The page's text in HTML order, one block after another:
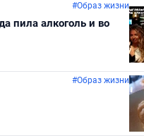
#Образ жизни
пила алкоголь и во
#Образ жизни